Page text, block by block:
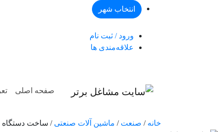
انتخاب شهر
ورود / ثبت نام
علاقه‌مندی ها
صفحه اصلی
خانه / صنعت / ماشین آلات صنعتی / ساخت دستگاه خم